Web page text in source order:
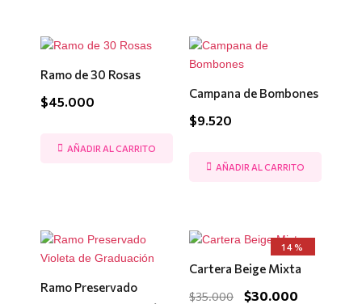
Ramo de 30 Rosas
$45.000
AÑADIR AL CARRITO
Campana de Bombones
$9.520
AÑADIR AL CARRITO
Ramo Preservado
14%
Cartera Beige Mixta
$35.000
El
precio
original
$30.000
El
precio
actual